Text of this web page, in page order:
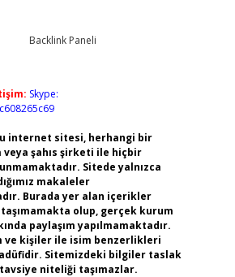
Skype:
internet sitesi, herhangi bir
şahıs şirketi ile hiçbir
Sitede yalnızca
makaleler
Burada yer alan içerikler
olup, gerçek kurum
paylaşım yapılmamaktadır.
ve kişiler ile isim benzerlikleri
Sitemizdeki bilgiler taslak
niteliği taşımazlar.